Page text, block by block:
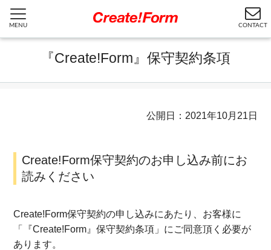
MENU CONTACT
『Create!Form』保守契約条項
公開日：2021年10月21日
Create!Form保守契約のお申し込み前にお
読みください
Create!Form保守契約の申し込みにあたり、お客様に
「『Create!Form』保守契約条項」にご同意頂く必要が
あります。